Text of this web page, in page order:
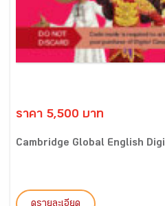
ราคา 5,500 บาท
Cambridge Global English